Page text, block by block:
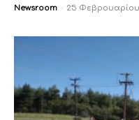
Newsroom - 25 Φεβρουαρίου,